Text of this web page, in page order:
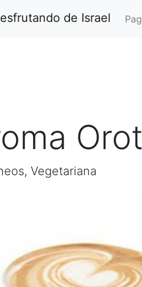
de Israel
Vegetariana